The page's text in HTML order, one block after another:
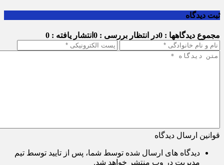
ثبت دیدگاه
مجموع دیدگاهها : 0 در انتظار بررسی : 0 انتشار یافته : 0
قوانین ارسال دیدگاه
دیدگاه های ارسال شده توسط شما، پس از تایید توسط تیم
مدیریت در وب منتشر خواهد شد.